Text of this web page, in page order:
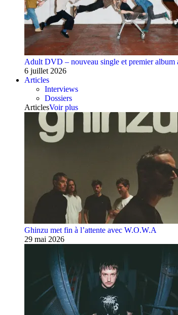
Adult DVD – nouveau single et premier album
6 juillet 2026
Articles
Interviews
Dossiers
ArticlesVoir plus
Ghinzu met fin à l’attente avec W.O.W.A
29 mai 2026